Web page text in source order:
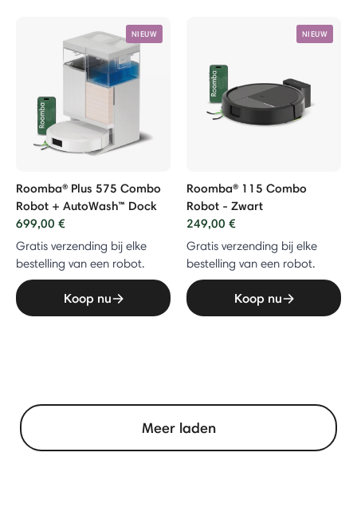
NIEUW
Roomba® Plus 575 Combo
Robot + AutoWash™ Dock
699,00 €
Gratis verzending bij elke
bestelling van een robot.
Koop nu
NIEUW
Roomba® 115 Combo
Robot - Zwart
249,00 €
Gratis verzending bij elke
bestelling van een robot.
Koop nu
Meer laden